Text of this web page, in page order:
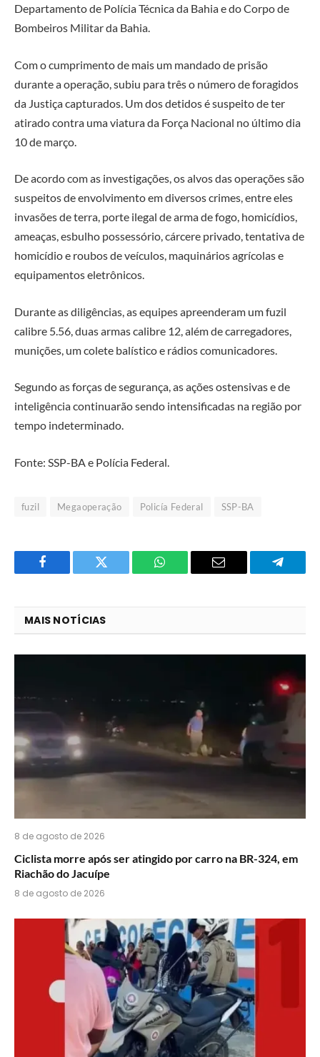
Departamento de Polícia Técnica da Bahia e do Corpo de
Bombeiros Militar da Bahia.
Com o cumprimento de mais um mandado de prisão
durante a operação, subiu para três o número de foragidos
da Justiça capturados. Um dos detidos é suspeito de ter
atirado contra uma viatura da Força Nacional no último dia
10 de março.
De acordo com as investigações, os alvos das operações são
suspeitos de envolvimento em diversos crimes, entre eles
invasões de terra, porte ilegal de arma de fogo, homicídios,
ameaças, esbulho possessório, cárcere privado, tentativa de
homicídio e roubos de veículos, maquinários agrícolas e
equipamentos eletrônicos.
Durante as diligências, as equipes apreenderam um fuzil
calibre 5.56, duas armas calibre 12, além de carregadores,
munições, um colete balístico e rádios comunicadores.
Segundo as forças de segurança, as ações ostensivas e de
inteligência continuarão sendo intensificadas na região por
tempo indeterminado.
Fonte: SSP-BA e Polícia Federal.
fuzil Megaoperação Policía Federal SSP-BA
Facebook Twitter
O
E-
MAIS NOTÍCIAS
8 de agosto de 2026
Ciclista morre após ser atingido por carro na BR-324, em
Riachão do Jacuípe
8 de agosto de 2026